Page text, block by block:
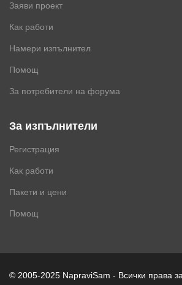
Заяви проект
Как работи
Намери изпълнител
Помощ
За потребители на форума
За изпълнители
Регистрация
Как работи
Пакети и цени
Помощ
© 2005-2025 NapraviSam - Всички права